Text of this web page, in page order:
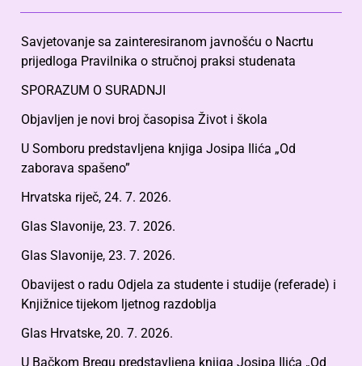
Savjetovanje sa zainteresiranom javnošću o Nacrtu
prijedloga Pravilnika o stručnoj praksi studenata
SPORAZUM O SURADNJI
Objavljen je novi broj časopisa Život i škola
U Somboru predstavljena knjiga Josipa Ilića „Od
zaborava spašeno”
Hrvatska riječ, 24. 7. 2026.
Glas Slavonije, 23. 7. 2026.
Glas Slavonije, 23. 7. 2026.
Obavijest o radu Odjela za studente i studije (referade) i
Knjižnice tijekom ljetnog razdoblja
Glas Hrvatske, 20. 7. 2026.
U Bačkom Bregu predstavljena knjiga Josipa Ilića „Od